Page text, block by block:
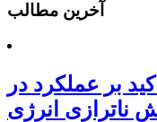
آخرین مطالب
بر عملکرد در
ناترازی انرژی